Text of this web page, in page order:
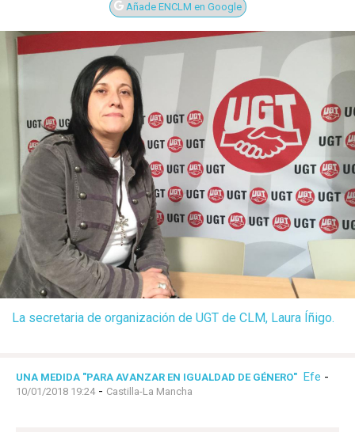
Añade ENCLM en Google
La secretaria de organización de UGT de CLM, Laura Íñigo.
UNA MEDIDA "PARA AVANZAR EN IGUALDAD DE GÉNERO" Efe -
10/01/2018 19:24- Castilla-La Mancha